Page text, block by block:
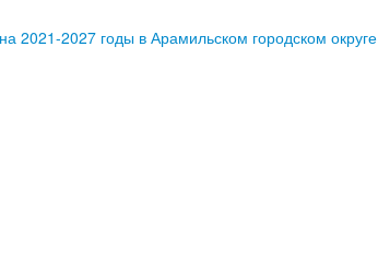
2021-2027 годы в Арамильском городском округе